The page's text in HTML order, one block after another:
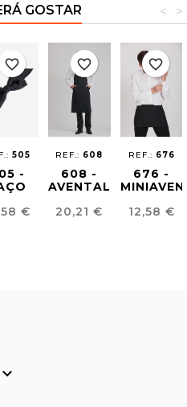
GOSTAR >
<
505
-
€
favorite_border
REF.: 608
608 -
AVENTAL
Preço
20,21 €
favorite_border
REF.: 676
676 -
Preço
12,58 €
favorite_border
